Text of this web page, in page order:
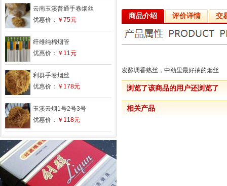
云南玉溪普通手卷烟丝
优惠价： ￥75元
纤维纯棉烟管
优惠价： ￥11元
利群手卷烟丝
优惠价： ￥178元
玉溪云烟1号2号3号
优惠价： ￥118元
商品介绍 评价详情 交
发酵调香熟丝，中劲里最好抽的烟丝
浏览了该商品的用户还浏览了
相关产品